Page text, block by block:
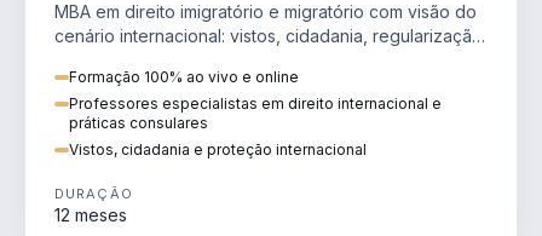
MBA em direito imigratório e migratório com visão do
cenário internacional: vistos, cidadania, regularização
Formação 100% ao vivo e online
Professores especialistas em direito internacional e
práticas consulares
Vistos, cidadania e proteção internacional
DURAÇÃO
12 meses